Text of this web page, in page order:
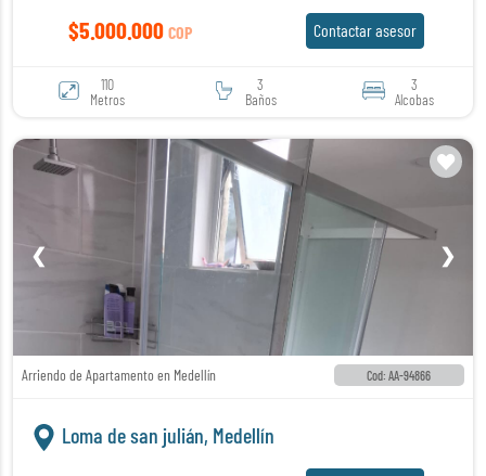
$5.000.000 COP Contactar asesor
110
Metros
3
Baños
3
Alcobas
❮ ❯
Arriendo de Apartamento en Medellín Cod: AA-94866
Loma de san julián, Medellín